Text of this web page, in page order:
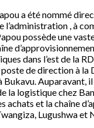
a été nommé
l’administration , à
possède une
dans l’est de la
de direction à la
Bukavu. Auparavant,
la logistique chez
achats et la chaîne
Lugushwa et